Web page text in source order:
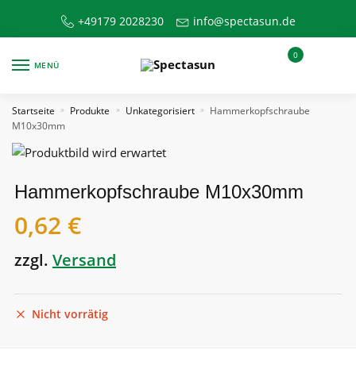
+49179 2028230 info@spectasun.de
MENÜ
0
Startseite » Produkte » Unkategorisiert »
Hammerkopfschraube
M10x30mm
Hammerkopfschraube M10x30mm
0,62 €
zzgl. Versand
Nicht vorrätig